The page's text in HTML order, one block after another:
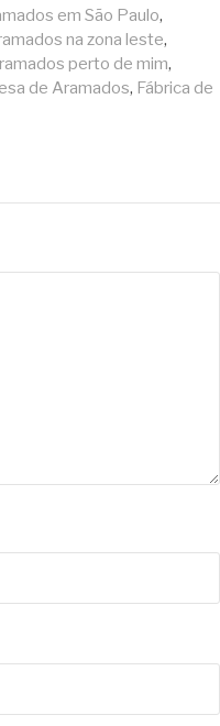
em São Paulo,
na zona leste,
perto de mim,
de Aramados, Fábrica de